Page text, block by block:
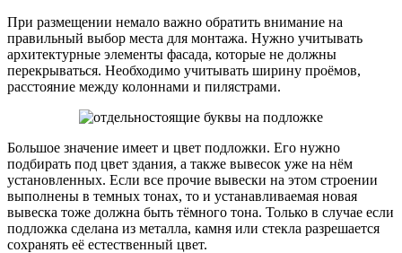
При размещении немало важно обратить внимание на
правильный выбор места для монтажа. Нужно учитывать
архитектурные элементы фасада, которые не должны
перекрываться. Необходимо учитывать ширину проёмов,
расстояние между колоннами и пилястрами.
Большое значение имеет и цвет подложки. Его нужно
подбирать под цвет здания, а также вывесок уже на нём
установленных. Если все прочие вывески на этом строении
выполнены в темных тонах, то и устанавливаемая новая
вывеска тоже должна быть тёмного тона. Только в случае если
подложка сделана из металла, камня или стекла разрешается
сохранять её естественный цвет.